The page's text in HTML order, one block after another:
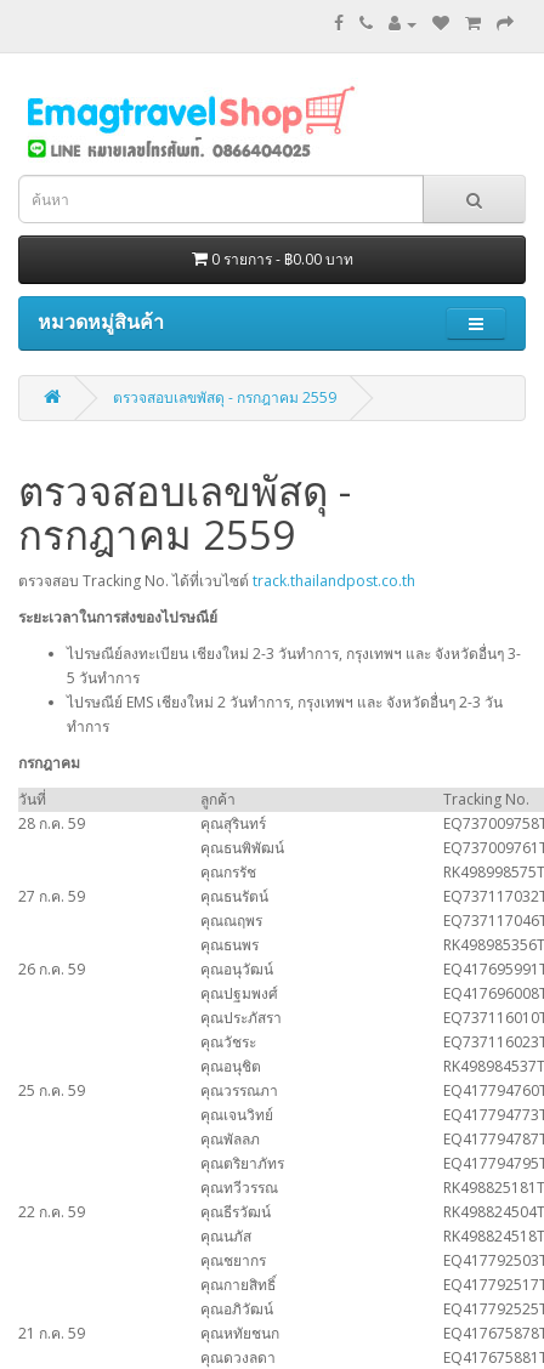
0 รายการ - ฿0.00 บาท
หมวดหมู่สินค้า
ตรวจสอบเลขพัสดุ - กรกฎาคม 2559
ตรวจสอบเลขพัสดุ -
กรกฎาคม 2559
ตรวจสอบ Tracking No. ได้ที่เวบไซต์track.thailandpost.co.th
ระยะเวลาในการส่งของไปรษณีย์
ไปรษณีย์ลงทะเบียน เชียงใหม่ 2-3 วันทำการ, กรุงเทพฯ และ จังหวัดอื่นๆ 3-
5 วันทำการ
ไปรษณีย์ EMS เชียงใหม่ 2 วันทำการ, กรุงเทพฯ และ จังหวัดอื่นๆ 2-3 วัน
ทำการ
กรกฎาคม
วันที่
ลูกค้า
Tracking No.
28 ก.ค. 59
คุณสุรินทร์
คุณธนพิพัฒน์
คุณกรรัช
27 ก.ค. 59
คุณธนรัตน์
คุณณฤพร
คุณธนพร
26 ก.ค. 59
คุณอนุวัฒน์
คุณปฐมพงศ์
คุณประภัสรา
คุณวัชระ
คุณอนุชิต
25 ก.ค. 59
คุณวรรณภา
คุณเจนวิทย์
คุณพัลลภ
คุณตริยาภัทร
คุณทวีวรรณ
22 ก.ค. 59
คุณธีรวัฒน์
คุณนภัส
คุณชยากร
คุณกายสิทธิ์
คุณอภิวัฒน์
21 ก.ค. 59
คุณหทัยชนก
คุณดวงลดา